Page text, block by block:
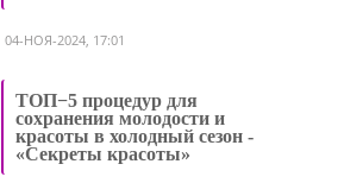
04-НОЯ-2024, 17:01
ТОП−5 процедур для
сохранения молодости и
красоты в холодный сезон -
«Секреты красоты»